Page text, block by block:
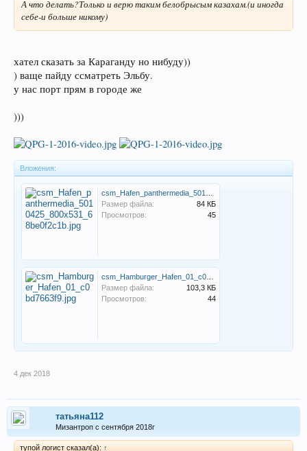
А что делать?Только и верю таким белобрысым казахам.(и иногда
себе-и больше никому)
хател сказать за Караганду но нибуду))
) ваще пайду ссматреть Эльбу.
у нас порт прям в городе же
)))
Вложения:
Размер файла:
84 КБ
Просмотров:
45
Размер файла:
103,3 КБ
Просмотров:
44
4 дек 2018
татьяна112
Мизантроп с сентября 2018г
тупой логист сказал(а): ↑